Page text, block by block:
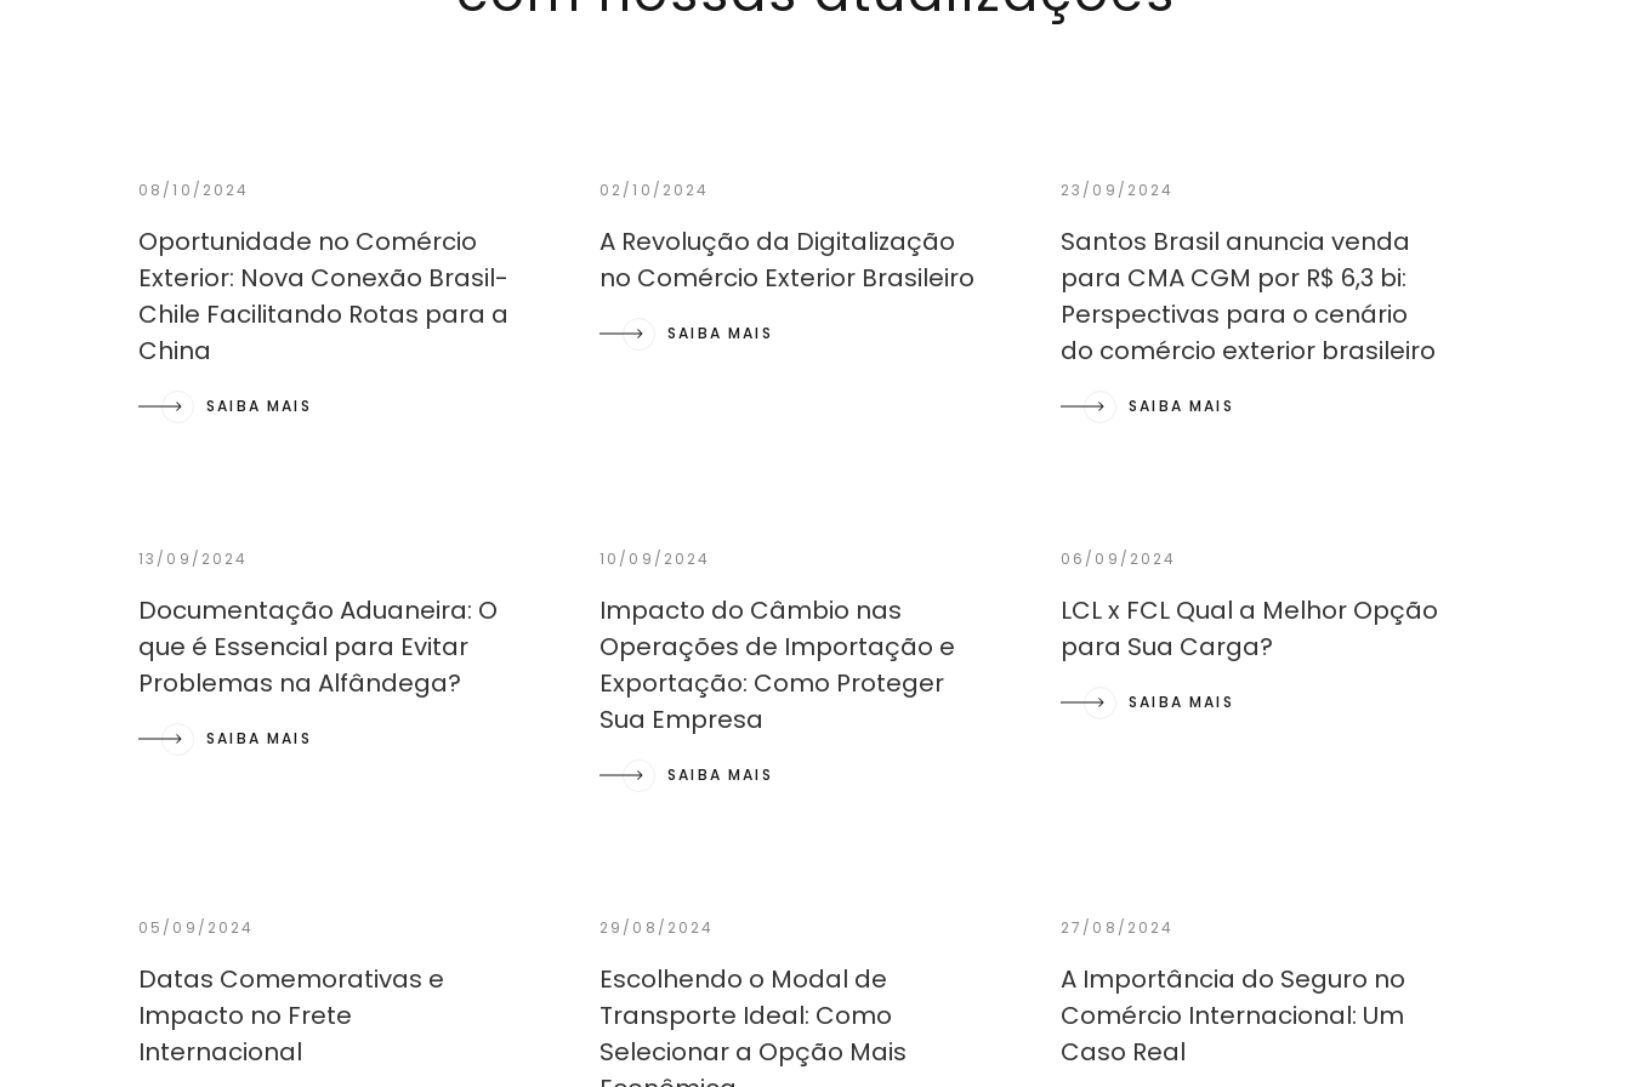
08/10/2024
Oportunidade no Comércio
Exterior: Nova Conexão Brasil-
Chile Facilitando Rotas para a
China
SAIBA MAIS
02/10/2024
A Revolução da Digitalização
no Comércio Exterior Brasileiro
SAIBA MAIS
23/09/2024
Santos Brasil anuncia venda
para CMA CGM por R$ 6,3 bi:
Perspectivas para o cenário
do comércio exterior brasileiro
SAIBA MAIS
13/09/2024
Documentação Aduaneira: O
que é Essencial para Evitar
Problemas na Alfândega?
SAIBA MAIS
10/09/2024
Impacto do Câmbio nas
Operações de Importação e
Exportação: Como Proteger
Sua Empresa
SAIBA MAIS
06/09/2024
LCL x FCL Qual a Melhor Opção
para Sua Carga?
SAIBA MAIS
05/09/2024
Datas Comemorativas e
Impacto no Frete
Internacional
29/08/2024
Escolhendo o Modal de
Transporte Ideal: Como
Selecionar a Opção Mais
27/08/2024
A Importância do Seguro no
Comércio Internacional: Um
Caso Real